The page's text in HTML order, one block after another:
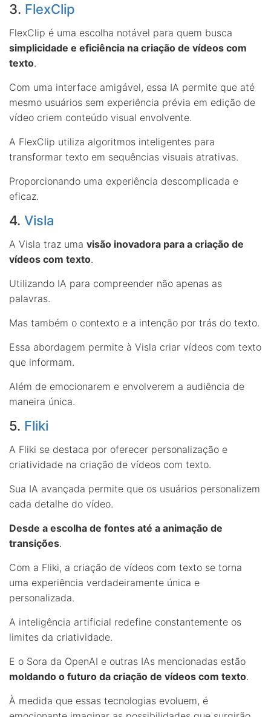
3. FlexClip
FlexClip é uma escolha notável para quem busca
simplicidade e eficiência na criação de vídeos com
texto.
Com uma interface amigável, essa IA permite que até
mesmo usuários sem experiência prévia em edição de
vídeo criem conteúdo visual envolvente.
A FlexClip utiliza algoritmos inteligentes para
transformar texto em sequências visuais atrativas.
Proporcionando uma experiência descomplicada e
eficaz.
4. Visla
A Visla traz uma visão inovadora para a criação de
vídeos com texto.
Utilizando IA para compreender não apenas as
palavras.
Mas também o contexto e a intenção por trás do texto.
Essa abordagem permite à Visla criar vídeos com texto
que informam.
Além de emocionarem e envolverem a audiência de
maneira única.
5. Fliki
A Fliki se destaca por oferecer personalização e
criatividade na criação de vídeos com texto.
Sua IA avançada permite que os usuários personalizem
cada detalhe do vídeo.
Desde a escolha de fontes até a animação de
transições.
Com a Fliki, a criação de vídeos com texto se torna
uma experiência verdadeiramente única e
personalizada.
A inteligência artificial redefine constantemente os
limites da criatividade.
E o Sora da OpenAI e outras IAs mencionadas estão
moldando o futuro da criação de vídeos com texto.
À medida que essas tecnologias evoluem, é